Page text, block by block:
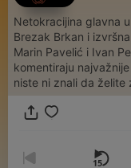
Netokracijina glavna
Brezak Brkan i
Marin Pavelić i Ivan
komentiraju
niste ni znali da želite